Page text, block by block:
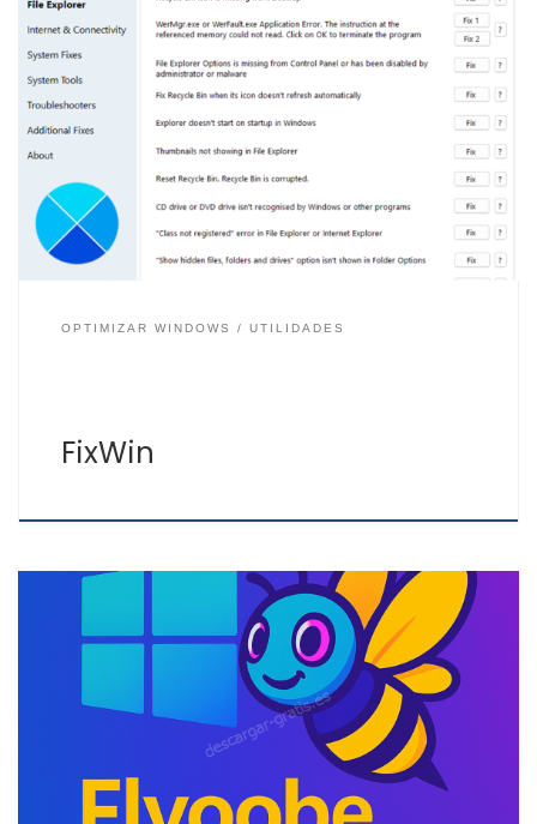
FixWin es una aplicación para reparar Windows, tanto
Windows 10 como 11. Con FixWin puedes reparar
problemas comunes de Windows. En la apliación FixWin
puedes solucionar problemas de Windows con las
siguientes herramientas: ¿Cuáles son las soluciones del
Explorador de archivos de Windows con FixWin? ¿Cuáles
son las soluciones de […]
OPTIMIZAR WINDOWS UTILIDADES
FixWin
OOBE (Out-Of-Box Experience) es el proceso donde al
iniciar por primera vez Windows se deberá configurar
parámetros y personalización del sistema operativo,
entre ellos está el idioma, la configuración regional,
conexión a Internet, creación de la cuenta local, inicio
de sesión en la cuenta de Microsoft y otras
personalizaciones de […]